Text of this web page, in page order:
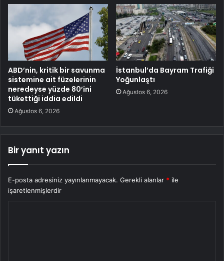
ABD’nin, kritik bir savunma
sistemine ait füzelerinin
neredeyse yüzde 80’ini
tükettiği iddia edildi
Ağustos 6, 2026
İstanbul’da Bayram Trafiği
Yoğunlaştı
Ağustos 6, 2026
Bir yanıt yazın
E-posta adresiniz yayınlanmayacak. Gerekli alanlar * ile
işaretlenmişlerdir